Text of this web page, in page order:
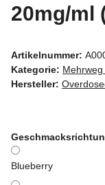
20mg/ml
Artikelnummer:
Kategorie: Mehrweg
Hersteller:
Blueberry